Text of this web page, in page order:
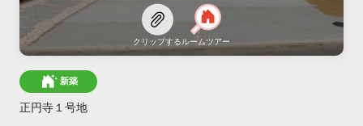
クリップするルームツアー
新築
正円寺１号地